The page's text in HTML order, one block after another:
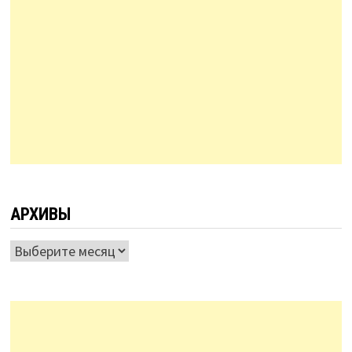
АРХИВЫ
Архивы